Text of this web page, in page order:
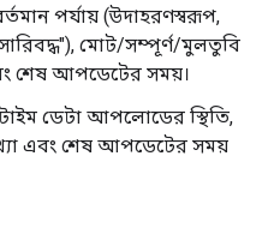
পর্যায় (উদাহরণস্বরূপ,
মোট/সম্পূর্ণ/মুলতুবি
শেষ আপডেটের সময়।
ডেটা আপলোডের স্থিতি,
এবং শেষ আপডেটের সময়